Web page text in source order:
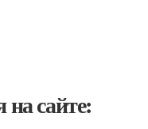
сайте: